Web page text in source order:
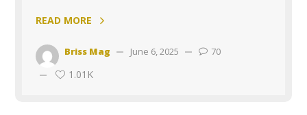
READ MORE
Briss Mag June 6, 2025 70
1.01K